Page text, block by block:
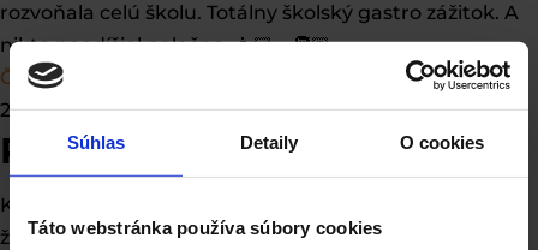
Súhlas Detaily O cookies
Táto webstránka používa súbory cookies
rozvoňala celú školu. Totálny školský gastro zážitok. A
nikto neodíšiel nalačno. 👩🏻‍🍳🧑🏼‍🍳
Čítať viac
20/5/2026
Projektový deň „Včela“
Každoročná ukážka ročníkových projektov našich
žiakov. Tento rok na tému VČELA. 🐝🍯